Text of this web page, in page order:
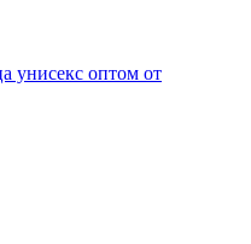
унисекс оптом от